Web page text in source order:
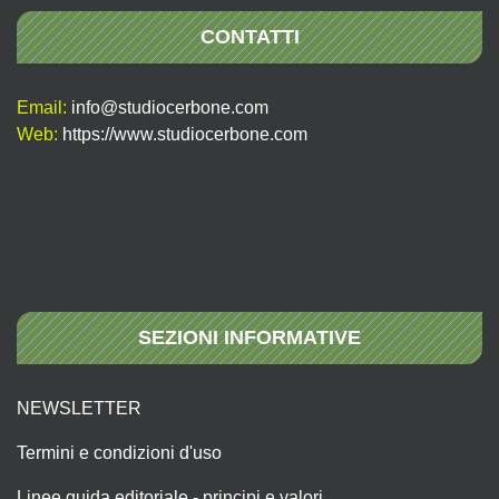
CONTATTI
Email: info@studiocerbone.com
Web: https://www.studiocerbone.com
SEZIONI INFORMATIVE
NEWSLETTER
Termini e condizioni d'uso